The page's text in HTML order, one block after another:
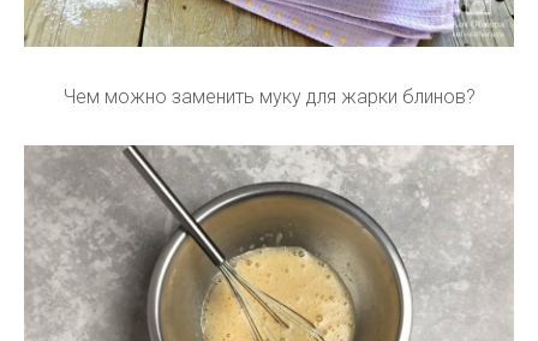
Чем можно заменить муку для жарки блинов?